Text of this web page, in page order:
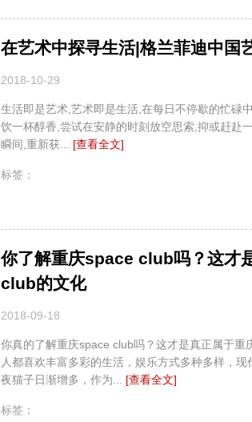
在艺术中探寻生活|格兰菲迪中国
2018-10-29
生活即是艺术,艺术即是生活,在每日不停歇的忙碌
饮一杯醇香,尝试在安静的时刻放空思索,抑或赶赴
瞬间,重新获... [查看全文]
标签：
你了解重庆space club吗？这才
club的文化
2018-09-18
你真的了解重庆space club吗？这才是真正属于重
人都喜欢丰富多彩的生活，娱乐方式多种多样，
夜猫子日渐增多，作为... [查看全文]
标签：